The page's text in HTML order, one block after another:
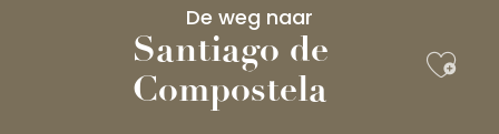
De weg naar
Santiago de
Compostela